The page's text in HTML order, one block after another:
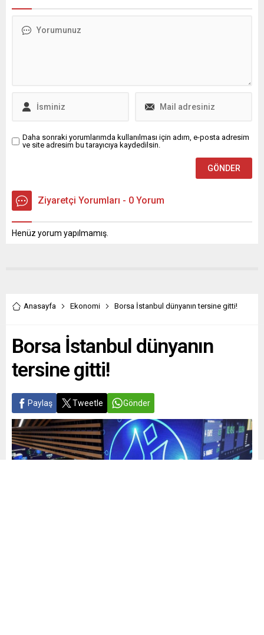
evlerinde...
Daha sonraki yorumlarımda kullanılması için adım, e-posta adresim
ve site adresim bu tarayıcıya kaydedilsin.
Ziyaretçi Yorumları - 0 Yorum
Henüz yorum yapılmamış.
Anasayfa Ekonomi Borsa İstanbul dünyanın tersine gitti!
Borsa İstanbul dünyanın
tersine gitti!
Paylaş Tweetle Gönder